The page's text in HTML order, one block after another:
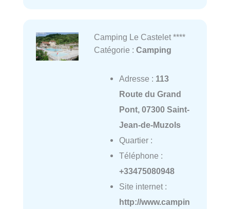
Camping Le Castelet ****
Catégorie : Camping
Adresse : 113
Route du Grand
Pont, 07300 Saint-
Jean-de-Muzols
Quartier :
Téléphone :
+33475080948
Site internet :
http://www.campin